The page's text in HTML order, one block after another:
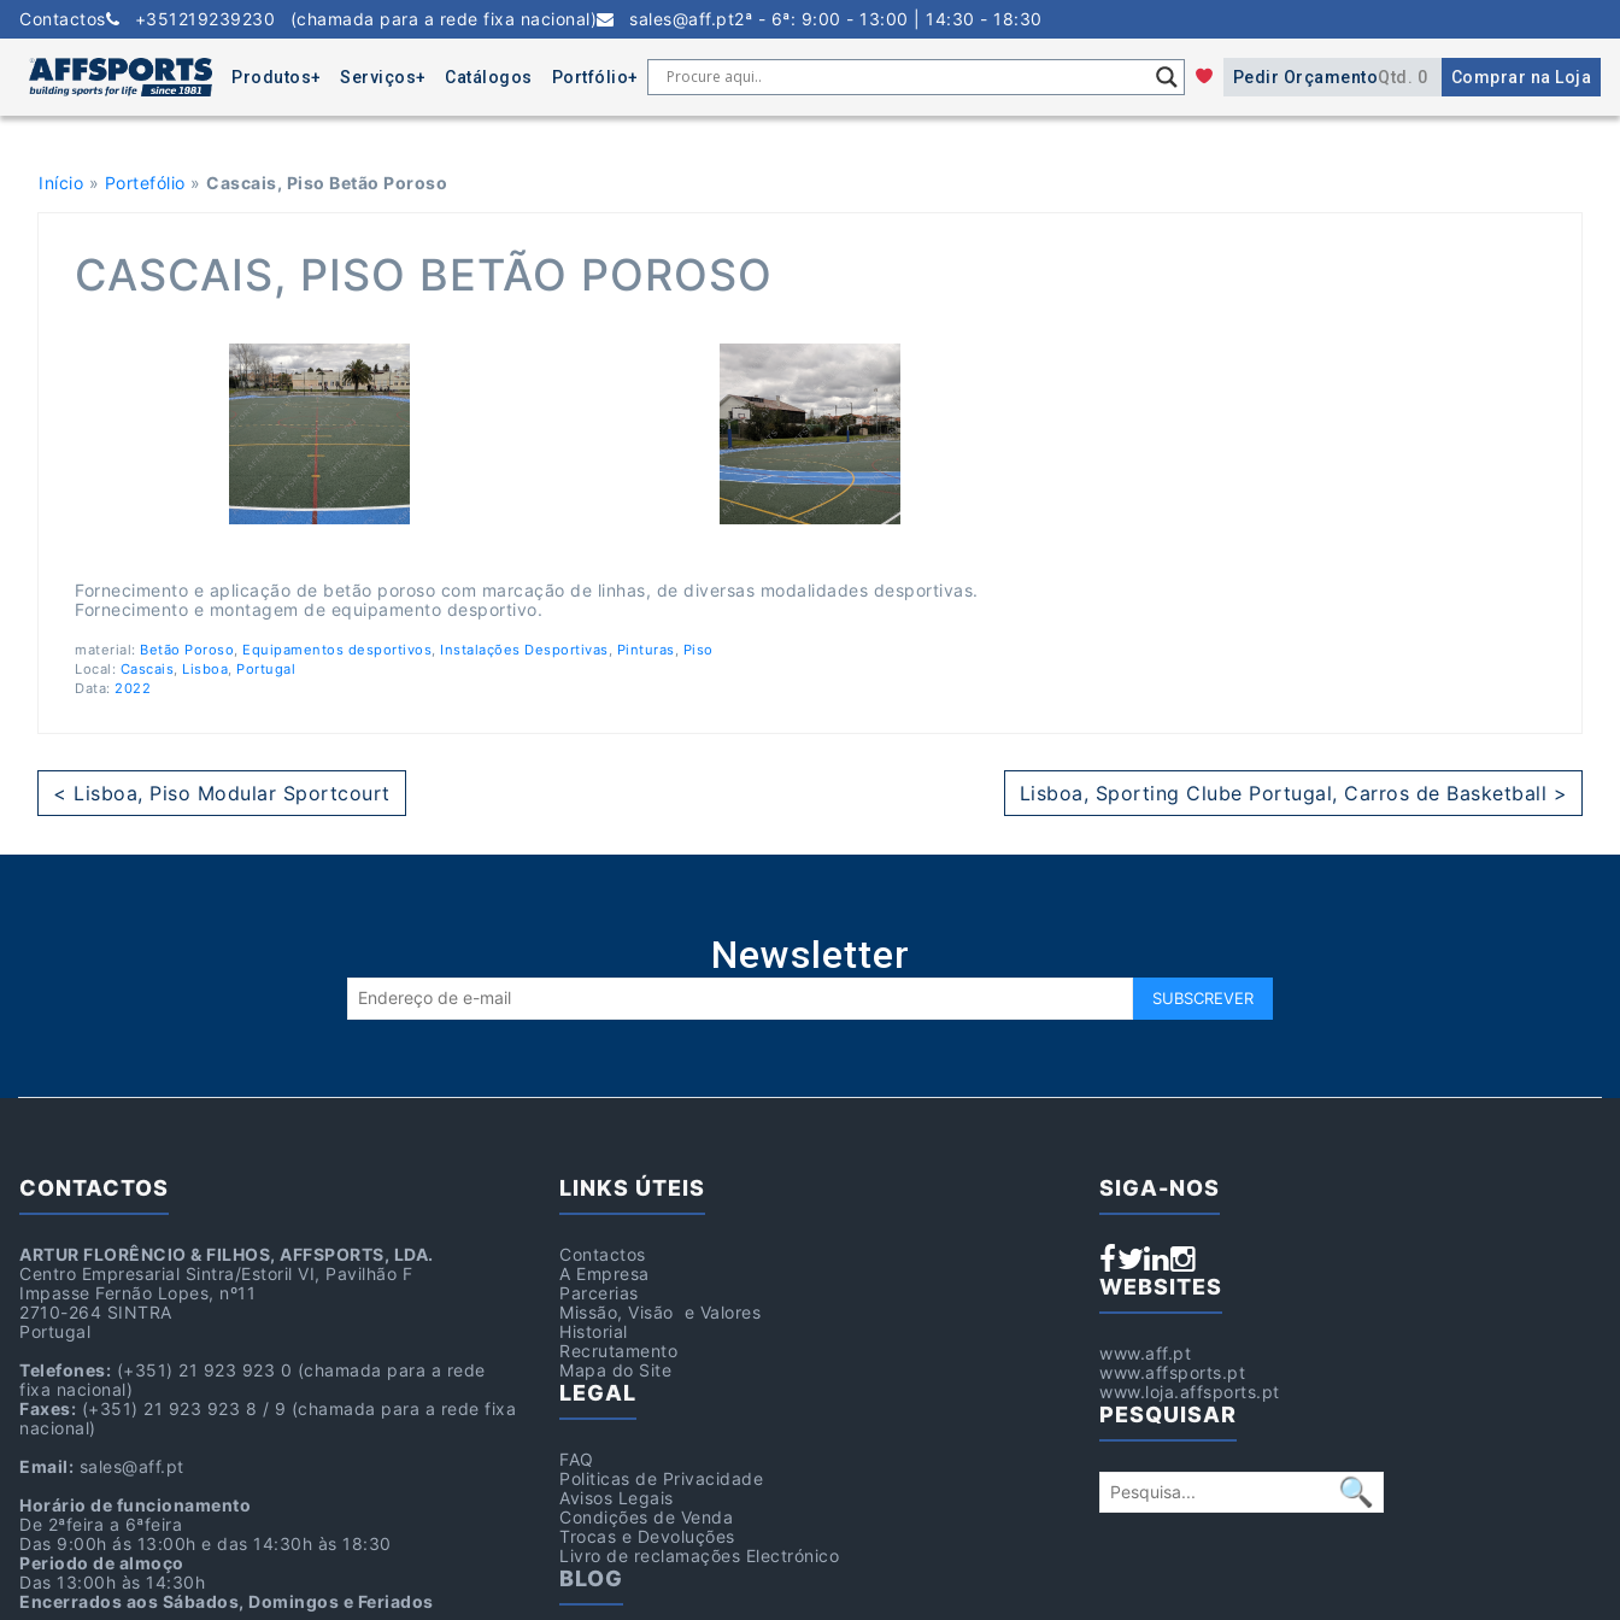
Skip
Contactos +351219239230 (chamada para a rede fixa nacional) sales@aff.pt2ª - 6ª: 9:00 - 13:00 | 14:30 - 18:30
Produtos Serviços Catálogos Portfólio Pedir OrçamentoQtd. 0 Comprar na Loja
Início » Portefólio » Cascais, Piso Betão Poroso
CASCAIS, PISO BETÃO POROSO
Fornecimento e aplicação de betão poroso com marcação de linhas, de diversas modalidades desportivas.
Fornecimento e montagem de equipamento desportivo.
material: Betão Poroso, Equipamentos desportivos, Instalações Desportivas, Pinturas, Piso
Local: Cascais, Lisboa, Portugal
Data: 2022
< Lisboa, Piso Modular Sportcourt Lisboa, Sporting Clube Portugal, Carros de Basketball >
Newsletter
CONTACTOS
ARTUR FLORÊNCIO & FILHOS, AFFSPORTS, LDA.
Centro Empresarial Sintra/Estoril VI, Pavilhão F
Impasse Fernão Lopes, nº11
2710-264 SINTRA
Portugal
Telefones: (+351) 21 923 923 0 (chamada para a rede
fixa nacional)
Faxes: (+351) 21 923 923 8 / 9 (chamada para a rede fixa
nacional)
Email: sales@aff.pt
Horário de funcionamento
De 2ªfeira a 6ªfeira
Das 9:00h ás 13:00h e das 14:30h às 18:30
Periodo de almoço
Das 13:00h às 14:30h
Encerrados aos Sábados, Domingos e Feriados
LINKS ÚTEIS
Contactos
A Empresa
Parcerias
Missão, Visão e Valores
Historial
Recrutamento
Mapa do Site
LEGAL
FAQ
Politicas de Privacidade
Avisos Legais
Condições de Venda
Trocas e Devoluções
Livro de reclamações Electrónico
BLOG
SIGA-NOS
WEBSITES
www.aff.pt
www.affsports.pt
www.loja.affsports.pt
PESQUISAR